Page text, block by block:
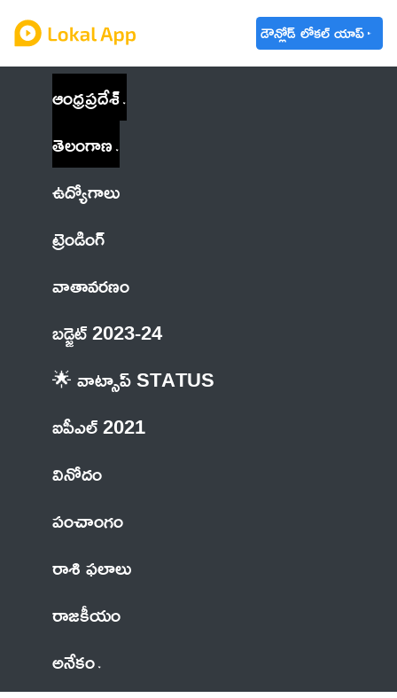
డౌన్లోడ్ లోకల్ యాప్
ఆంధ్రప్రదేశ్
తెలంగాణ
ఉద్యోగాలు
ట్రెండింగ్
వాతావరణం
బడ్జెట్ 2023-24
🌟 వాట్సాప్ STATUS
ఐపీఎల్ 2021
వినోదం
పంచాంగం
రాశి ఫలాలు
రాజకీయం
అనేకం